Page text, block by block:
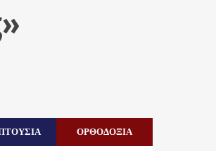
ΟΡΘΟΔΟΞΙΑ